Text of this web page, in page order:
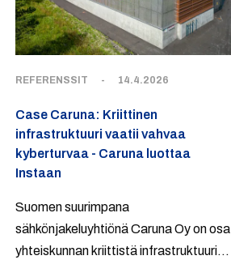
REFERENSSIT - 14.4.2026
Case Caruna: Kriittinen
infrastruktuuri vaatii vahvaa
kyberturvaa - Caruna luottaa
Instaan
Suomen suurimpana
sähkönjakeluyhtiönä Caruna Oy on osa
yhteiskunnan kriittistä infrastruktuuria.